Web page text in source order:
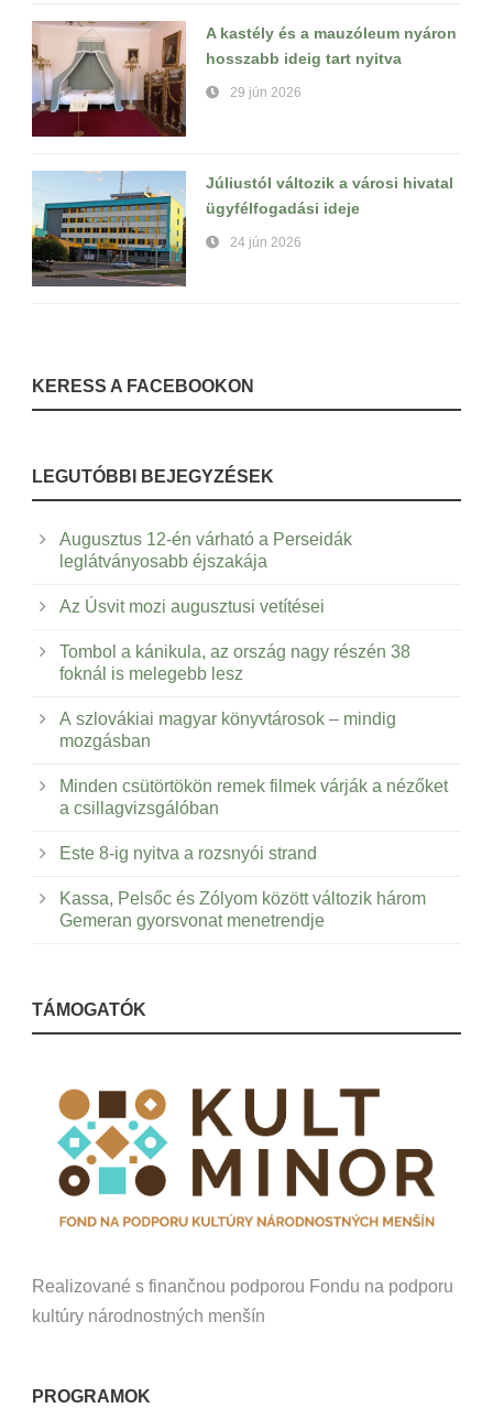
A kastély és a mauzóleum nyáron
hosszabb ideig tart nyitva
29 jún 2026
Júliustól változik a városi hivatal
ügyfélfogadási ideje
24 jún 2026
KERESS A FACEBOOKON
LEGUTÓBBI BEJEGYZÉSEK
Augusztus 12-én várható a Perseidák
leglátványosabb éjszakája
Az Úsvit mozi augusztusi vetítései
Tombol a kánikula, az ország nagy részén 38
foknál is melegebb lesz
A szlovákiai magyar könyvtárosok – mindig
mozgásban
Minden csütörtökön remek filmek várják a nézőket
a csillagvizsgálóban
Este 8-ig nyitva a rozsnyói strand
Kassa, Pelsőc és Zólyom között változik három
Gemeran gyorsvonat menetrendje
TÁMOGATÓK
Realizované s finančnou podporou Fondu na podporu
kultúry národnostných menšín
PROGRAMOK